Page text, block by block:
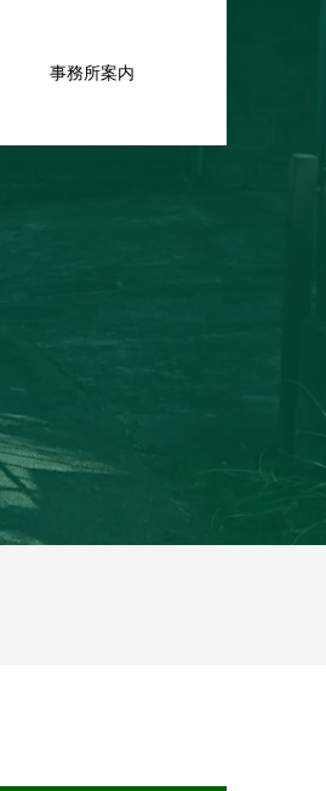
事務所案内